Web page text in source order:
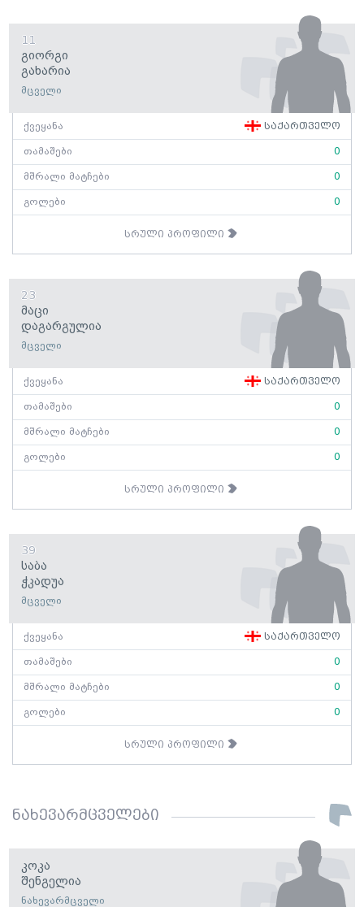
11
Გიორგი
Გახარია
მცველი
ქვეყანა საქართველო
თამაშები 0
მშრალი მატჩები 0
გოლები 0
სრული პროფილი
23
Მაცი
Დაგარგულია
მცველი
ქვეყანა საქართველო
თამაშები 0
მშრალი მატჩები 0
გოლები 0
სრული პროფილი
39
Საბა
Ჭკადუა
მცველი
ქვეყანა საქართველო
თამაშები 0
მშრალი მატჩები 0
გოლები 0
სრული პროფილი
ნახევარმცველები
Კოკა
Შენგელია
ნახევარმცველი